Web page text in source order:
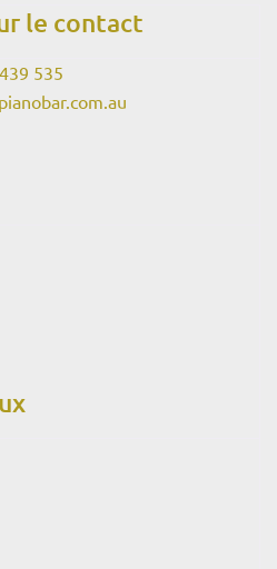
le contact
535